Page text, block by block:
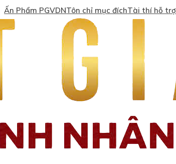
Ấn Phẩm PGVDNTôn chỉ mục đíchTài thí hỗ trợ